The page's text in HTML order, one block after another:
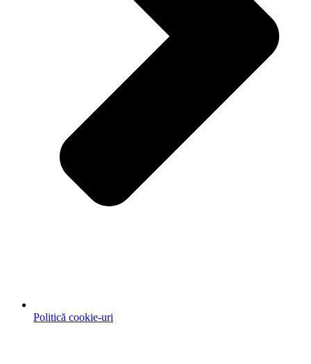
Politică cookie-uri